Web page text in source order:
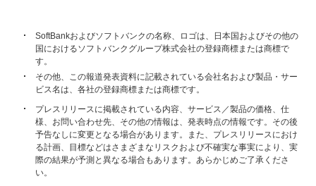
SoftBankおよびソフトバンクの名称、ロゴは、日本国およびその他の
国におけるソフトバンクグループ株式会社の登録商標または商標で
す。
その他、この報道発表資料に記載されている会社名および製品・サー
ビス名は、各社の登録商標または商標です。
プレスリリースに掲載されている内容、サービス／製品の価格、仕
様、お問い合わせ先、その他の情報は、発表時点の情報です。その後
予告なしに変更となる場合があります。また、プレスリリースにおけ
る計画、目標などはさまざまなリスクおよび不確実な事実により、実
際の結果が予測と異なる場合もあります。あらかじめご了承くださ
い。